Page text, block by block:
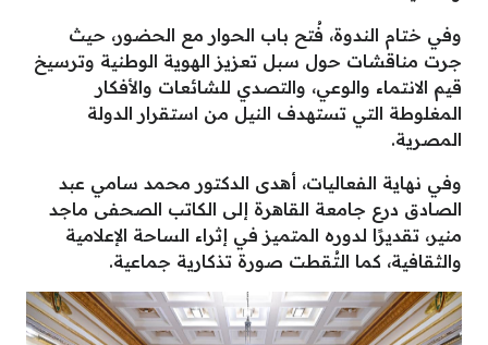
وفي ختام الندوة، فُتح باب الحوار مع الحضور، حيث
جرت مناقشات حول سبل تعزيز الهوية الوطنية وترسيخ
قيم الانتماء والوعي، والتصدي للشائعات والأفكار
المغلوطة التي تستهدف النيل من استقرار الدولة
المصرية.
وفي نهاية الفعاليات، أهدى الدكتور محمد سامي عبد
الصادق درع جامعة القاهرة إلى الكاتب الصحفى ماجد
منير، تقديرًا لدوره المتميز في إثراء الساحة الإعلامية
والثقافية، كما التُقطت صورة تذكارية جماعية.